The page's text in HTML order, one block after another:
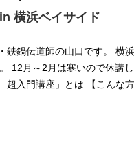
横浜ベイサイド
鉄鍋伝道師の山口です。 横
12月～2月は寒いので休講
入門講座」とは 【こんな